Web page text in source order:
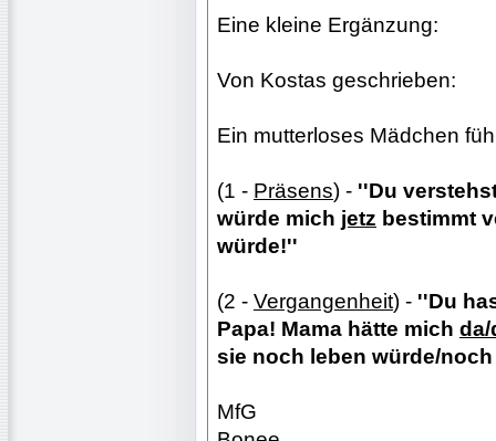
Eine kleine Ergänzung:
Von Kostas geschrieben:
Ein mutterloses Mädchen
(1 - Präsens) - ''Du
würde mich jetz bestimmt
würde!''
(2 - Vergangenheit) - ''Du
Papa! Mama hätte mich da/
sie noch leben würde/
MfG